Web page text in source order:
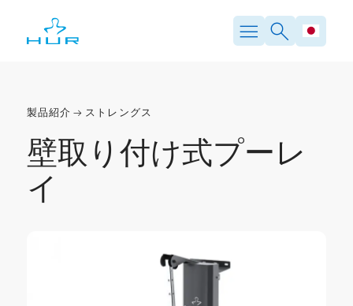
製品紹介 ストレングス
壁取り付け式プーレ
イ